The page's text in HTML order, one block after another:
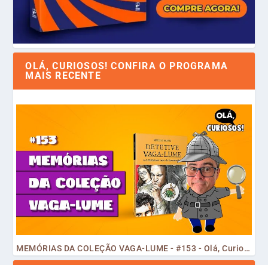
OLÁ, CURIOSOS! CONFIRA O PROGRAMA
MAIS RECENTE
MEMÓRIAS DA COLEÇÃO VAGA-LUME - #153 - Olá, Curiosos! 2023